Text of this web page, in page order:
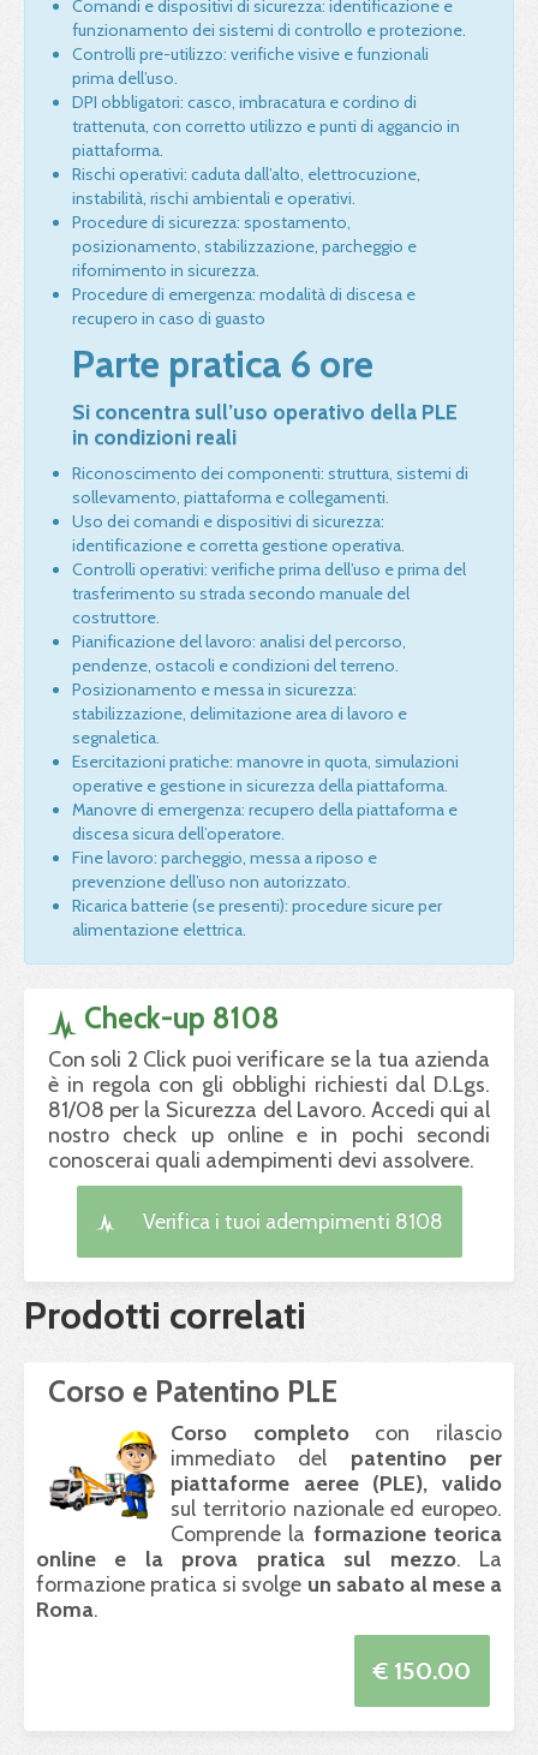
Comandi e dispositivi di sicurezza: identificazione e
funzionamento dei sistemi di controllo e protezione.
Controlli pre-utilizzo: verifiche visive e funzionali
prima dell’uso.
DPI obbligatori: casco, imbracatura e cordino di
trattenuta, con corretto utilizzo e punti di aggancio in
piattaforma.
Rischi operativi: caduta dall’alto, elettrocuzione,
instabilità, rischi ambientali e operativi.
Procedure di sicurezza: spostamento,
posizionamento, stabilizzazione, parcheggio e
rifornimento in sicurezza.
Procedure di emergenza: modalità di discesa e
recupero in caso di guasto
Parte pratica 6 ore
Si concentra sull’uso operativo della PLE
in condizioni reali
Riconoscimento dei componenti: struttura, sistemi di
sollevamento, piattaforma e collegamenti.
Uso dei comandi e dispositivi di sicurezza:
identificazione e corretta gestione operativa.
Controlli operativi: verifiche prima dell’uso e prima del
trasferimento su strada secondo manuale del
costruttore.
Pianificazione del lavoro: analisi del percorso,
pendenze, ostacoli e condizioni del terreno.
Posizionamento e messa in sicurezza:
stabilizzazione, delimitazione area di lavoro e
segnaletica.
Esercitazioni pratiche: manovre in quota, simulazioni
operative e gestione in sicurezza della piattaforma.
Manovre di emergenza: recupero della piattaforma e
discesa sicura dell’operatore.
Fine lavoro: parcheggio, messa a riposo e
prevenzione dell’uso non autorizzato.
Ricarica batterie (se presenti): procedure sicure per
alimentazione elettrica.
Check-up 8108
Con soli 2 Click puoi verificare se la tua azienda
è in regola con gli obblighi richiesti dal D.Lgs.
81/08 per la Sicurezza del Lavoro. Accedi qui al
nostro check up online e in pochi secondi
conoscerai quali adempimenti devi assolvere.
Verifica i tuoi adempimenti 8108
Prodotti correlati
Corso e Patentino PLE
Corso completocon rilascio
immediato del patentino per
piattaforme aeree (PLE), valido
sul territorio nazionale ed europeo.
Comprende la formazione teorica
online e la prova pratica sul mezzo. La
formazione pratica si svolge un sabato al mese a
Roma.
€ 150.00